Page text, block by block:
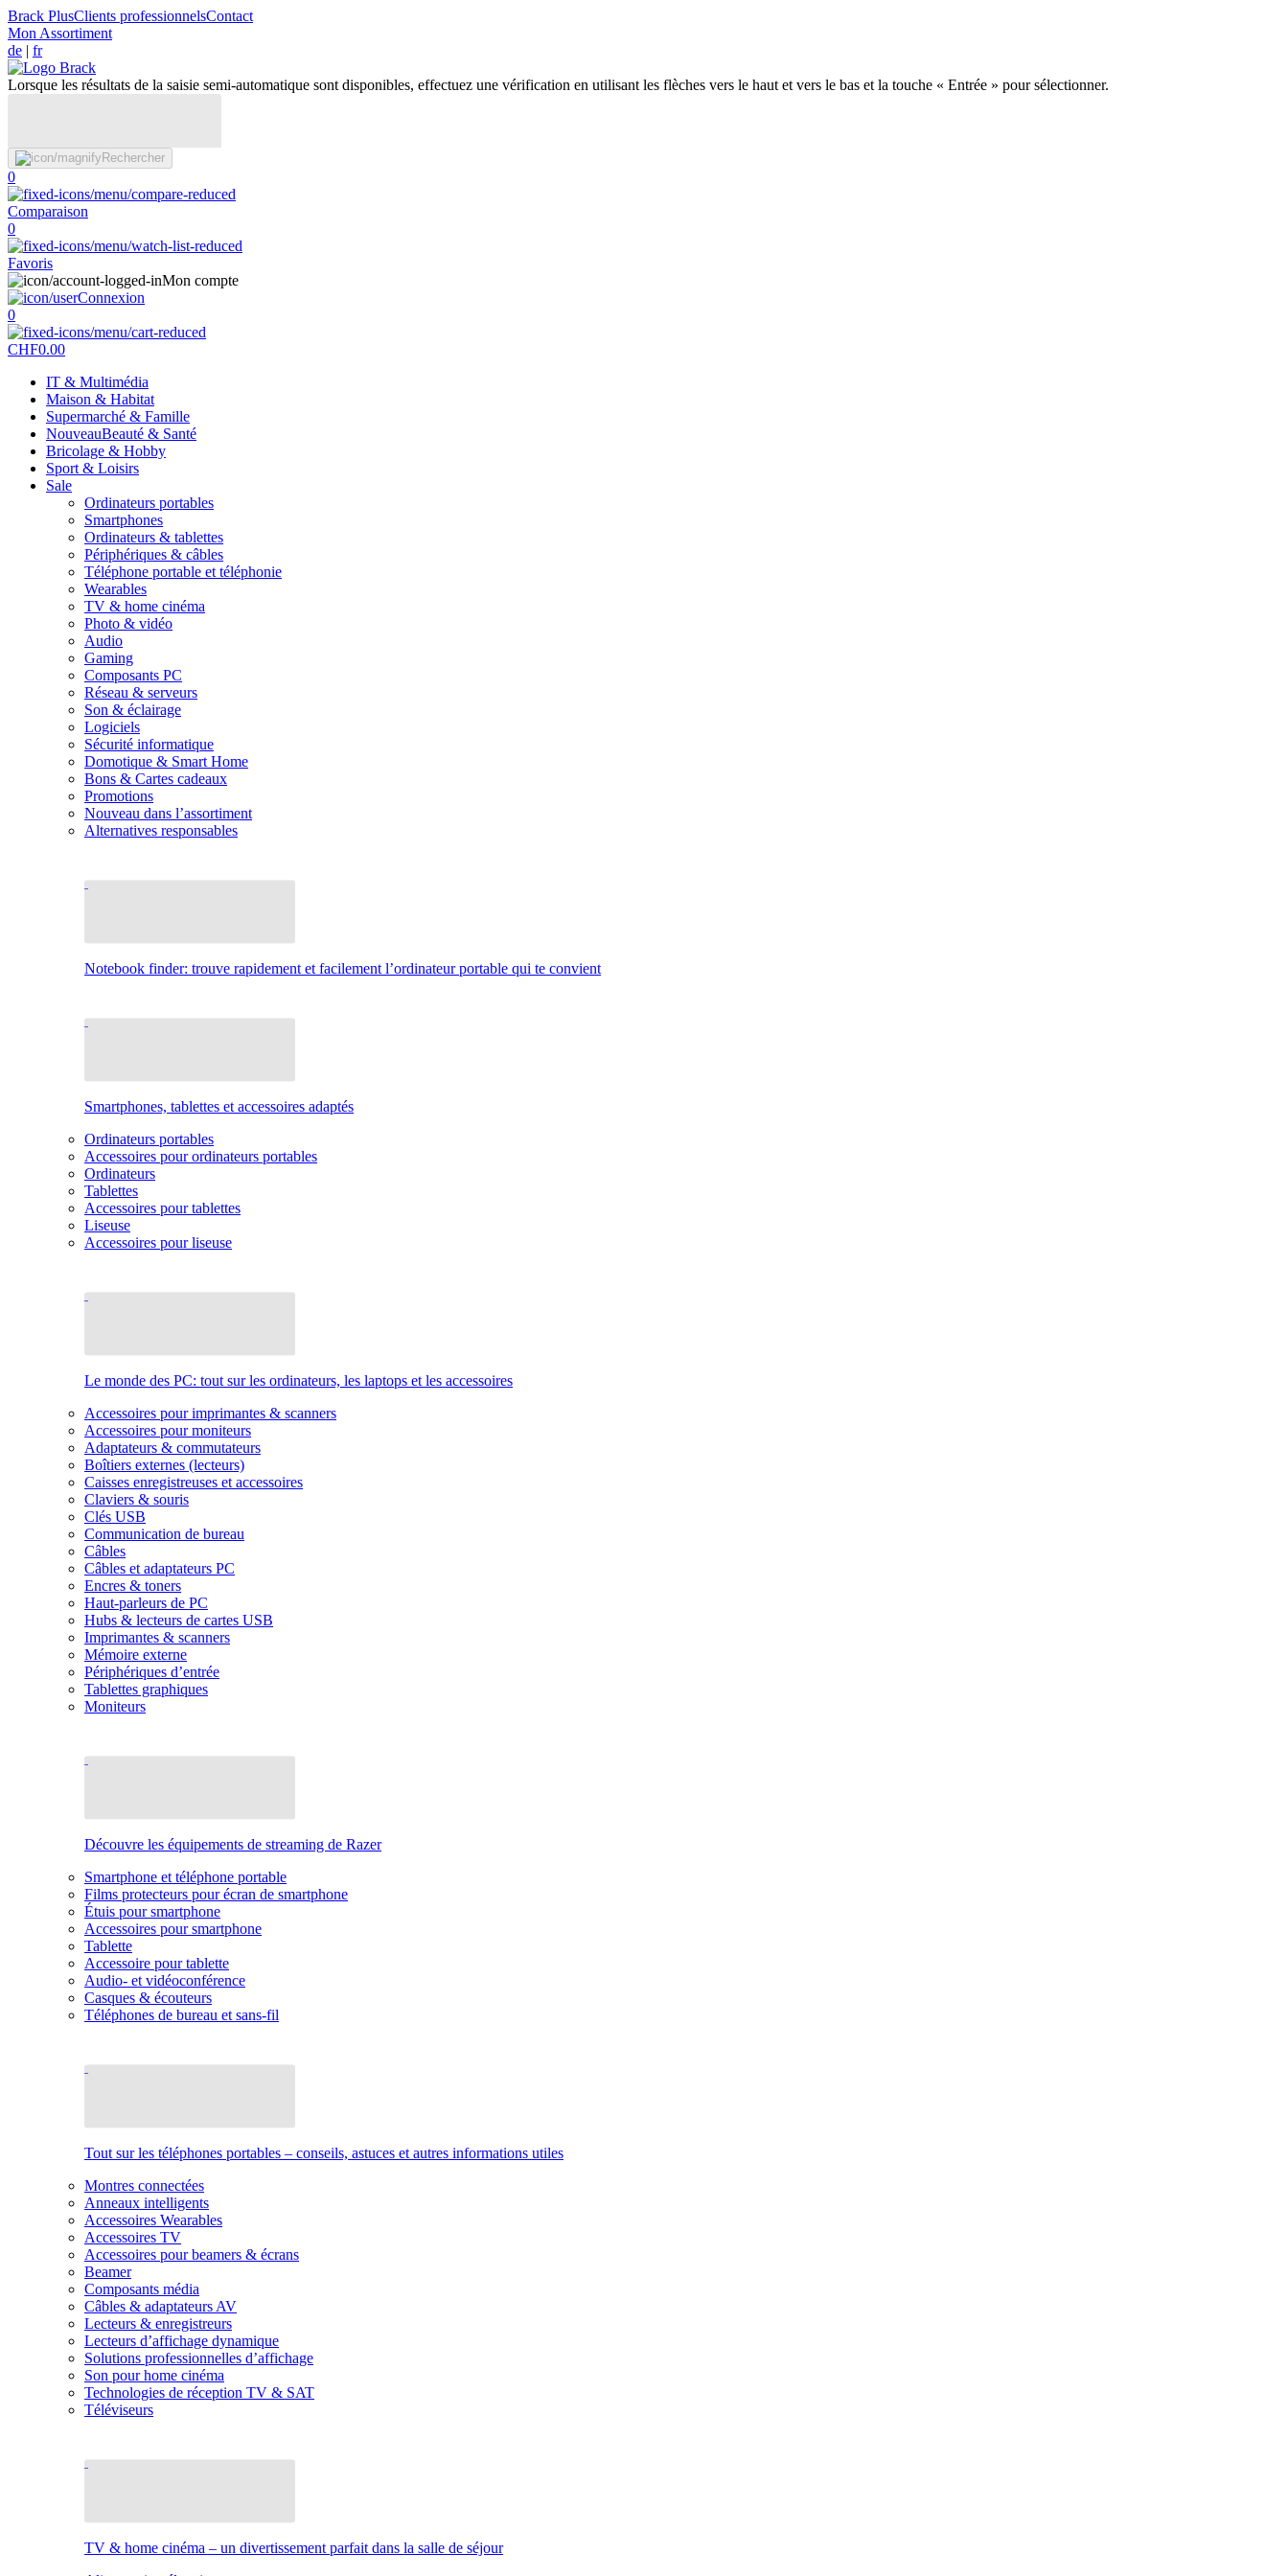
Brack PlusClients professionnelsContact
Mon Assortiment
de | fr
Lorsque les résultats de la saisie semi-automatique sont disponibles, effectuez une vérification en utilisant les flèches vers le haut et vers le bas et la touche « Entrée » pour sélectionner.
Rechercher
0
Comparaison
0
Favoris
Mon compte
Connexion
0
CHF0.00
IT & Multimédia
Maison & Habitat
Supermarché & Famille
NouveauBeauté & Santé
Bricolage & Hobby
Sport & Loisirs
Sale
Ordinateurs portables
Smartphones
Ordinateurs & tablettes
Périphériques & câbles
Téléphone portable et téléphonie
Wearables
TV & home cinéma
Photo & vidéo
Audio
Gaming
Composants PC
Réseau & serveurs
Son & éclairage
Logiciels
Sécurité informatique
Domotique & Smart Home
Bons & Cartes cadeaux
Promotions
Nouveau dans l’assortiment
Alternatives responsables
Notebook finder: trouve rapidement et facilement l’ordinateur portable qui te convient
Smartphones, tablettes et accessoires adaptés
Ordinateurs portables
Accessoires pour ordinateurs portables
Ordinateurs
Tablettes
Accessoires pour tablettes
Liseuse
Accessoires pour liseuse
Le monde des PC: tout sur les ordinateurs, les laptops et les accessoires
Accessoires pour imprimantes & scanners
Accessoires pour moniteurs
Adaptateurs & commutateurs
Boîtiers externes (lecteurs)
Caisses enregistreuses et accessoires
Claviers & souris
Clés USB
Communication de bureau
Câbles
Câbles et adaptateurs PC
Encres & toners
Haut-parleurs de PC
Hubs & lecteurs de cartes USB
Imprimantes & scanners
Mémoire externe
Périphériques d’entrée
Tablettes graphiques
Moniteurs
Découvre les équipements de streaming de Razer
Smartphone et téléphone portable
Films protecteurs pour écran de smartphone
Étuis pour smartphone
Accessoires pour smartphone
Tablette
Accessoire pour tablette
Audio- et vidéoconférence
Casques & écouteurs
Téléphones de bureau et sans-fil
Tout sur les téléphones portables – conseils, astuces et autres informations utiles
Montres connectées
Anneaux intelligents
Accessoires Wearables
Accessoires TV
Accessoires pour beamers & écrans
Beamer
Composants média
Câbles & adaptateurs AV
Lecteurs & enregistreurs
Lecteurs d’affichage dynamique
Solutions professionnelles d’affichage
Son pour home cinéma
Technologies de réception TV & SAT
Téléviseurs
TV & home cinéma – un divertissement parfait dans la salle de séjour